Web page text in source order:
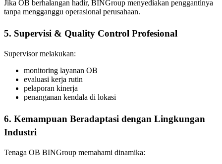
Jika OB berhalangan hadir, BINGroup menyediakan penggantinya
tanpa mengganggu operasional perusahaan.
5. Supervisi & Quality Control Profesional
Supervisor melakukan:
monitoring layanan OB
evaluasi kerja rutin
pelaporan kinerja
penanganan kendala di lokasi
6. Kemampuan Beradaptasi dengan Lingkungan
Industri
Tenaga OB BINGroup memahami dinamika: